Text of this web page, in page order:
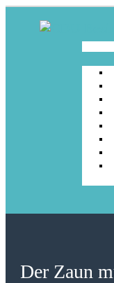
Der Zaun